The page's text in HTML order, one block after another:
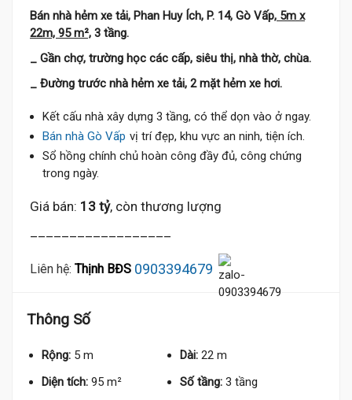
Bán nhà hẻm xe tải, Phan Huy Ích, P. 14, Gò Vấp, 5m x
22m, 95 m², 3 tầng.
_ Gần chợ, trường học các cấp, siêu thị, nhà thờ, chùa.
_ Đường trước nhà hẻm xe tải, 2 mặt hẻm xe hơi.
Kết cấu nhà xây dựng 3 tầng, có thể dọn vào ở ngay.
Bán nhà Gò Vấp vị trí đẹp, khu vực an ninh, tiện ích.
Sổ hồng chính chủ hoàn công đầy đủ, công chứng
trong ngày.
Giá bán: 13 tỷ, còn thương lượng
Liên hệ: Thịnh BĐS 0903394679
Thông Số
Rộng: 5 m Dài: 22 m
Diện tích: 95 m² Số tầng: 3 tầng